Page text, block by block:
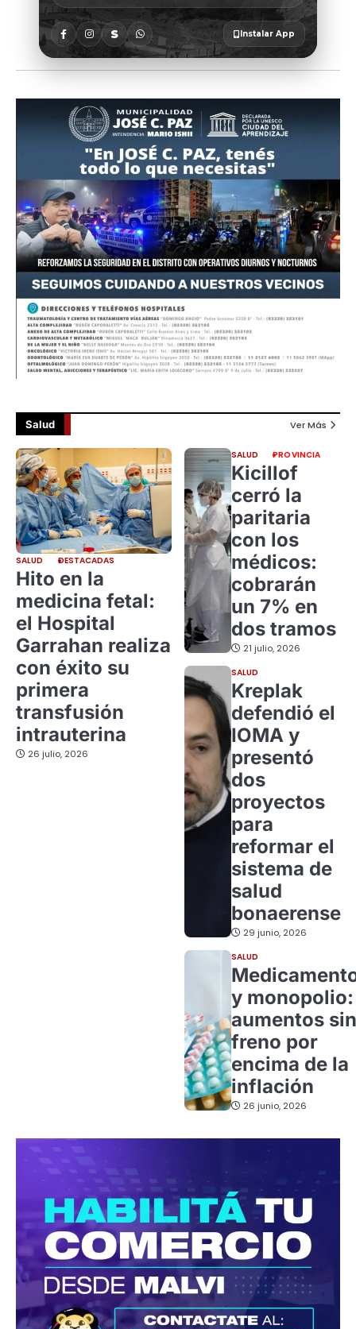
Salud Ver Más
SALUD DESTACADAS
Hito en la
medicina fetal:
el Hospital
Garrahan realiza
con éxito su
primera
transfusión
intrauterina
26 julio, 2026
SALUD PROVINCIA
Kicillof
cerró la
paritaria
con los
médicos:
cobrarán
un 7% en
dos tramos
21 julio, 2026
SALUD
Kreplak
defendió el
IOMA y
presentó
dos
proyectos
para
reformar el
sistema de
salud
bonaerense
29 junio, 2026
SALUD
y monopolio:
aumentos sin
freno por
encima de la
inflación
26 junio, 2026